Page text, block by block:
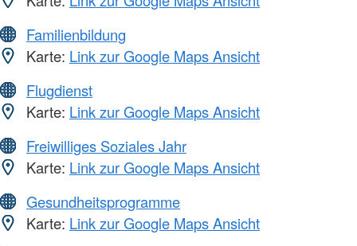
Familienbildung
Karte: Link zur Google Maps Ansicht
Flugdienst
Karte: Link zur Google Maps Ansicht
Freiwilliges Soziales Jahr
Karte: Link zur Google Maps Ansicht
Gesundheitsprogramme
Karte: Link zur Google Maps Ansicht